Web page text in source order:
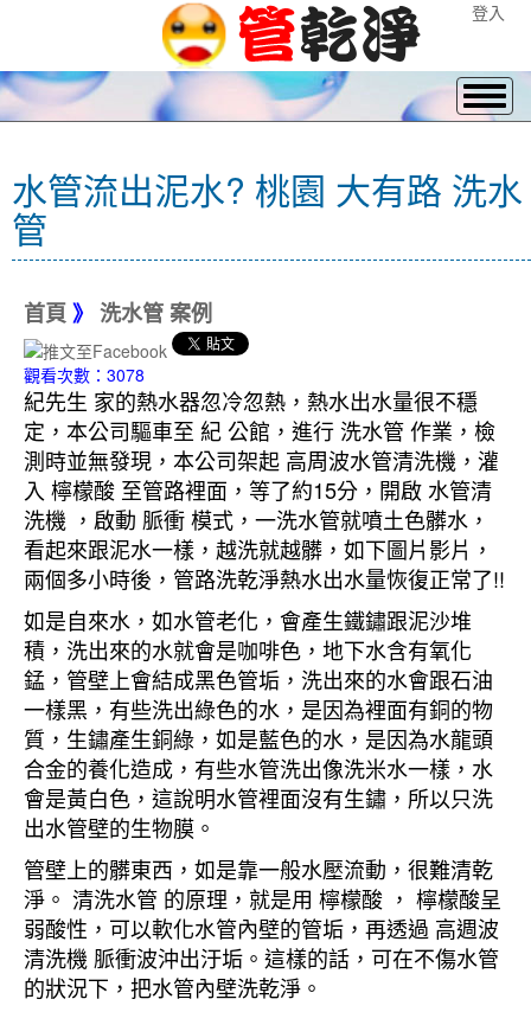
登入
水管流出泥水? 桃園 大有路 洗水
管
首頁 》 洗水管 案例
觀看次數：3078
紀先生 家的熱水器忽冷忽熱，熱水出水量很不穩
定，本公司驅車至 紀 公館，進行 洗水管 作業，檢
測時並無發現，本公司架起 高周波水管清洗機，灌
入 檸檬酸 至管路裡面，等了約15分，開啟 水管清
洗機 ，啟動 脈衝 模式，一洗水管就噴土色髒水，
看起來跟泥水一樣，越洗就越髒，如下圖片影片，
兩個多小時後，管路洗乾淨熱水出水量恢復正常了!!
如是自來水，如水管老化，會產生鐵鏽跟泥沙堆
積，洗出來的水就會是咖啡色，地下水含有氧化
錳，管壁上會結成黑色管垢，洗出來的水會跟石油
一樣黑，有些洗出綠色的水，是因為裡面有銅的物
質，生鏽產生銅綠，如是藍色的水，是因為水龍頭
合金的養化造成，有些水管洗出像洗米水一樣，水
會是黃白色，這說明水管裡面沒有生鏽，所以只洗
出水管壁的生物膜。
管壁上的髒東西，如是靠一般水壓流動，很難清乾
淨。 清洗水管 的原理，就是用 檸檬酸 ， 檸檬酸呈
弱酸性，可以軟化水管內壁的管垢，再透過 高週波
清洗機 脈衝波沖出汙垢。這樣的話，可在不傷水管
的狀況下，把水管內壁洗乾淨。